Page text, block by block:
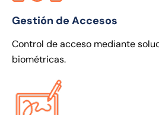
Gestión de Accesos
Control de acceso mediante
biométricas.